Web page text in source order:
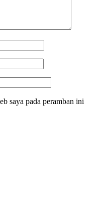
saya pada peramban ini